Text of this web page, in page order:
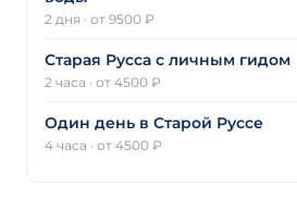
2 дня · от 9500 ₽
Старая Русса с личным гидом
2 часа · от 4500 ₽
Один день в Старой Руссе
4 часа · от 4500 ₽